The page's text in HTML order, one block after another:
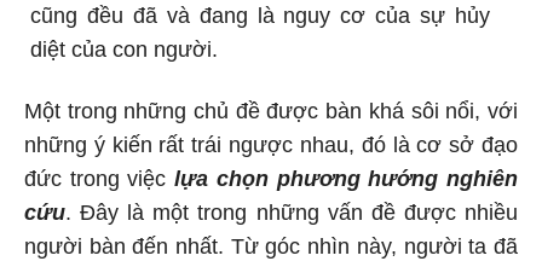
cũng đều đã và đang là nguy cơ của sự hủy
diệt của con người.
Một trong những chủ đề được bàn khá sôi nổi, với
những ý kiến rất trái ngược nhau, đó là cơ sở đạo
đức trong việclựa chọn phương hướng nghiên
cứu. Đây là một trong những vấn đề được nhiều
người bàn đến nhất. Từ góc nhìn này, người ta đã